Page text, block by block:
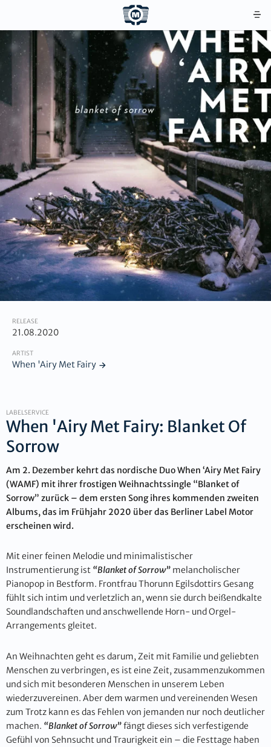
RELEASE
21.08.2020
ARTIST
When 'Airy Met Fairy
LABELSERVICE
When 'Airy Met Fairy: Blanket Of
Sorrow
Am 2. Dezember kehrt das nordische Duo When ‘Airy Met Fairy
(WAMF) mit ihrer frostigen Weihnachtssingle “Blanket of
Sorrow” zurück – dem ersten Song ihres kommenden zweiten
Albums, das im Frühjahr 2020 über das Berliner Label Motor
erscheinen wird.
Mit einer feinen Melodie und minimalistischer
Instrumentierung ist “Blanket of Sorrow” melancholischer
Pianopop in Bestform. Frontfrau Thorunn Egilsdottirs Gesang
fühlt sich intim und verletzlich an, wenn sie durch beißendkalte
Soundlandschaften und anschwellende Horn- und Orgel-
Arrangements gleitet.
An Weihnachten geht es darum, Zeit mit Familie und geliebten
Menschen zu verbringen, es ist eine Zeit, zusammenzukommen
und sich mit besonderen Menschen in unserem Leben
wiederzuvereinen. Aber dem warmen und vereinenden Wesen
zum Trotz kann es das Fehlen von jemanden nur noch deutlicher
machen. “Blanket of Sorrow”fängt dieses sich verfestigende
Gefühl von Sehnsucht und Traurigkeit ein – die Festtage haben